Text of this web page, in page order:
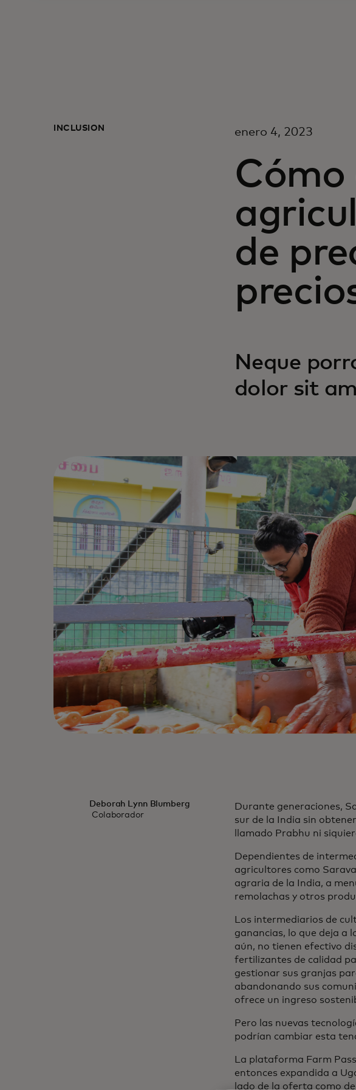
INCLUSIÓN enero 4, 2023
Cómo
de
Neque
dolor sit
Deborah Lynn Blumberg
Colaborador
Durante generaciones,
sur de la India sin
llamado Prabhu ni
Dependientes de
agricultores como
agraria de la India, a
remolachas y otros
Los intermediarios de
ganancias, lo que deja a
aún, no tienen efectivo
fertilizantes de calidad
gestionar sus granjas
abandonando sus
ofrece un ingreso
Pero las nuevas
podrían cambiar esta
La plataforma Farm
entonces expandida a
lado de la oferta como